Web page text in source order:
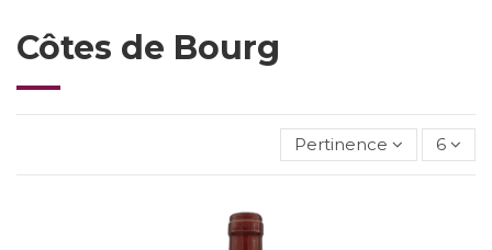
Côtes de Bourg
Pertinence 6